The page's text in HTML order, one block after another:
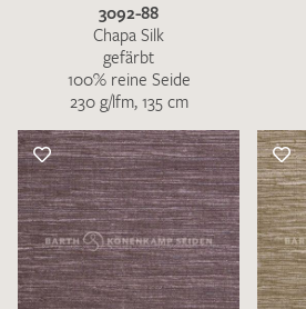
3092-88
Chapa Silk
gefärbt
100% reine Seide
230 g/lfm, 135 cm